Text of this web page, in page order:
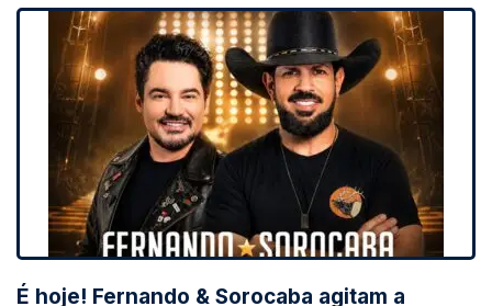
É hoje! Fernando & Sorocaba agitam a